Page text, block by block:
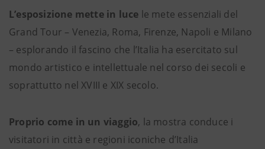
L’esposizione mette in luce le mete essenziali del
Grand Tour – Venezia, Roma, Firenze, Napoli e Milano
– esplorando il fascino che l’Italia ha esercitato sul
mondo artistico e intellettuale nel corso dei secoli e
soprattutto nel XVIII e XIX secolo.
Proprio come in un viaggio, la mostra conduce i
visitatori in città e regioni iconiche d’Italia